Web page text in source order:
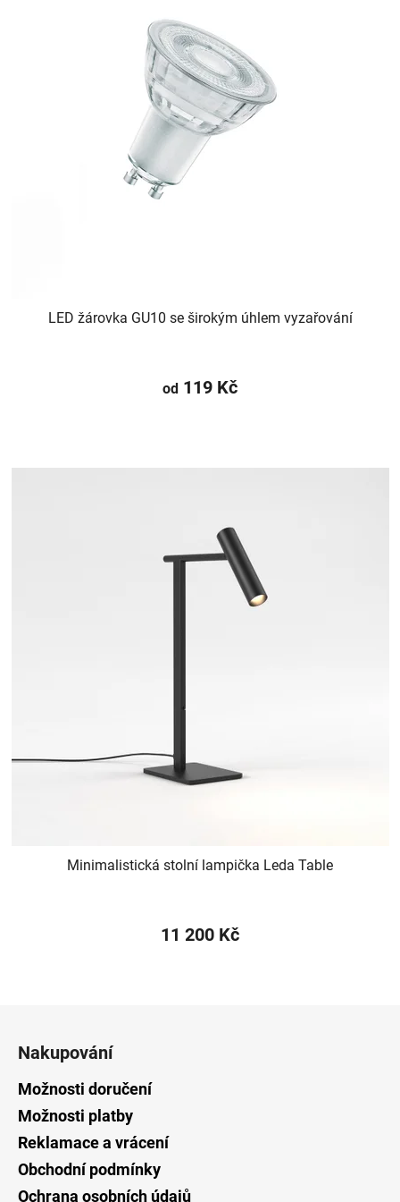
LED žárovka GU10 se širokým úhlem vyzařování
od 119 Kč
Minimalistická stolní lampička Leda Table
11 200 Kč
Nakupování
Možnosti doručení
Možnosti platby
Reklamace a vrácení
Obchodní podmínky
Ochrana osobních údajů